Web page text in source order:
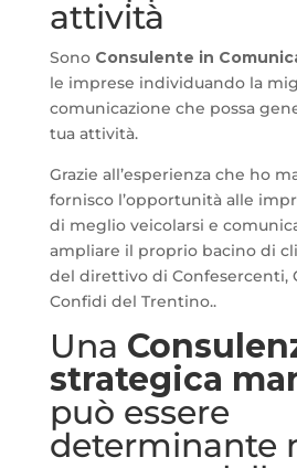
attività
Sono Consulente in
le imprese individuando la
comunicazione che possa
tua attività.
Grazie all’esperienza che ho
fornisco l’opportunità alle
di meglio veicolarsi e
ampliare il proprio bacino di
del direttivo di Confesercenti,
Confidi del Trentino..
Una
strategica
può essere
determinante